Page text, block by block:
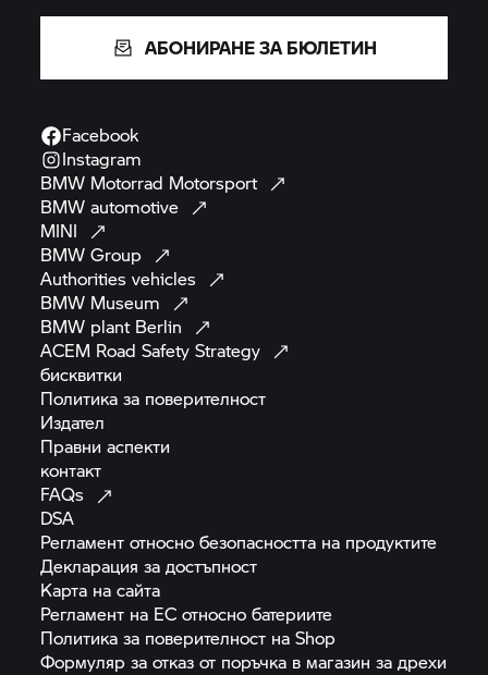
АБОНИРАНЕ ЗА БЮЛЕТИН
Facebook
Instagram
BMW Motorrad Motorsport
BMWautomotive
MINI
BMWGroup
Authoritiesvehicles
BMW Museum
BMW plant Berlin
ACEM Road SafetyStrategy
бисквитки
Политика за поверителност
Издател
Правниаспекти
контакт
FAQs
DSA
Регламент относно безопасността на продуктите
Декларация задостъпност
Карта насайта
Регламент на ЕС относнобатериите
Политика за поверителност наShop
Формуляр за отказ от поръчка в магазин задрехи